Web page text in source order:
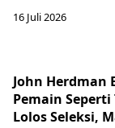
16 Juli 2026
John Herdman
Pemain
Lolos Seleksi,